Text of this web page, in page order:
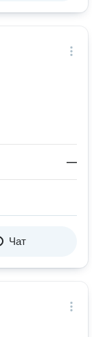
—
Чат